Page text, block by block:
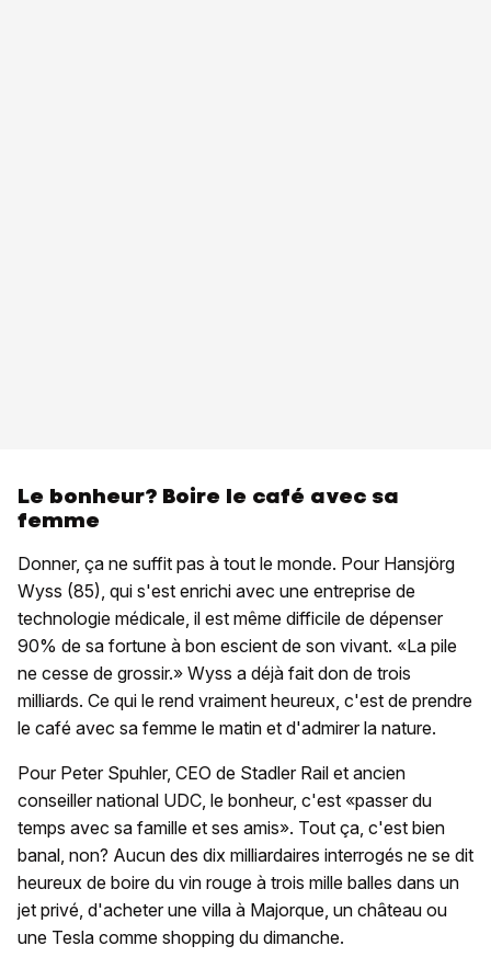
Le bonheur? Boire le café avec sa
femme
Donner, ça ne suffit pas à tout le monde. Pour Hansjörg
Wyss (85), qui s'est enrichi avec une entreprise de
technologie médicale, il est même difficile de dépenser
90% de sa fortune à bon escient de son vivant. «La pile
ne cesse de grossir.» Wyss a déjà fait don de trois
milliards. Ce qui le rend vraiment heureux, c'est de prendre
le café avec sa femme le matin et d'admirer la nature.
Pour Peter Spuhler, CEO de Stadler Rail et ancien
conseiller national UDC, le bonheur, c'est «passer du
temps avec sa famille et ses amis». Tout ça, c'est bien
banal, non? Aucun des dix milliardaires interrogés ne se dit
heureux de boire du vin rouge à trois mille balles dans un
jet privé, d'acheter une villa à Majorque, un château ou
une Tesla comme shopping du dimanche.